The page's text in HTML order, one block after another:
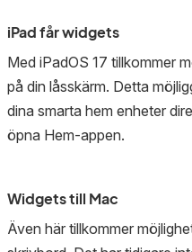
iPad får widgets
Med iPadOS 17 tillkommer
på din låsskärm. Detta
dina smarta hem enheter
öpna Hem-appen.
Widgets till Mac
Även här tillkommer